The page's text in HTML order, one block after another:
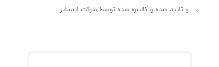
و تایید شده و کالیبره شده توسط شرکت اینسایز